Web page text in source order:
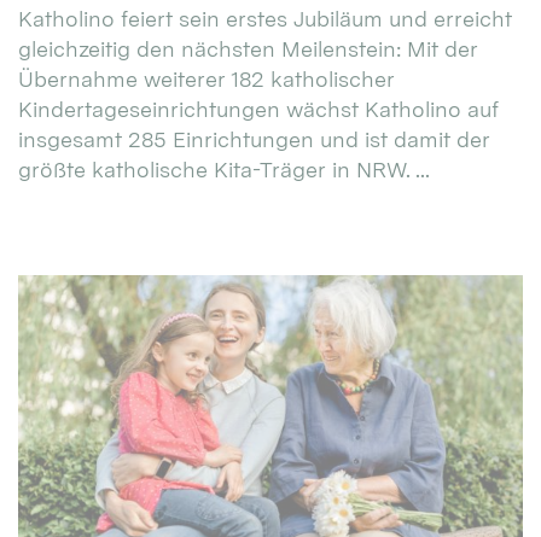
Katholino feiert sein erstes Jubiläum und erreicht
gleichzeitig den nächsten Meilenstein: Mit der
Übernahme weiterer 182 katholischer
Kindertageseinrichtungen wächst Katholino auf
insgesamt 285 Einrichtungen und ist damit der
größte katholische Kita-Träger in NRW. ...